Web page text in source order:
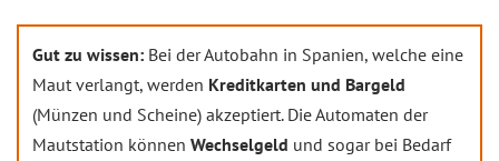
Gut zu wissen: Bei der Autobahn in Spanien, welche eine
Maut verlangt, werden Kreditkarten und Bargeld
(Münzen und Scheine) akzeptiert. Die Automaten der
Mautstation können Wechselgeld und sogar bei Bedarf